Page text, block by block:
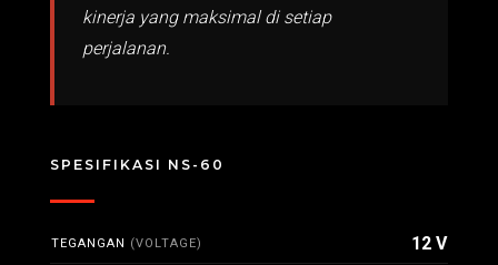
kinerja yang maksimal di setiap
perjalanan.
SPESIFIKASI NS-60
TEGANGAN (VOLTAGE) 12 V